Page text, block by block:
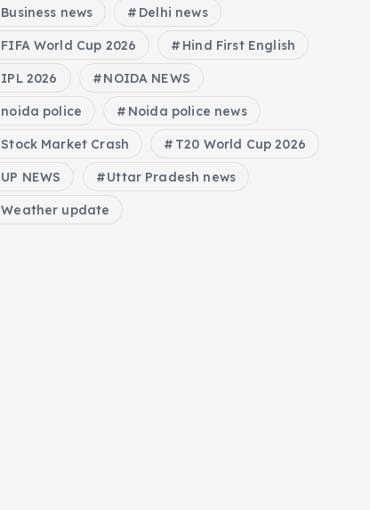
Business news Delhi news
FIFA World Cup 2026 Hind First English
IPL 2026 NOIDA NEWS
noida police Noida police news
Stock Market Crash T20 World Cup 2026
UP NEWS Uttar Pradesh news
Weather update